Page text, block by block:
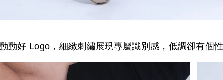
動好 Logo，細緻刺繡展現專屬識別感，低調卻有個